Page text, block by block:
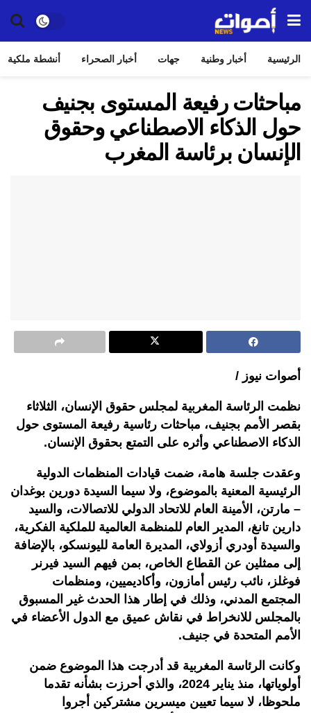
الرئيسية أخبار وطنية جهات أخبار الصحراء أنشطة ملكية
مباحثات رفيعة المستوى بجنيف
حول الذكاء الاصطناعي وحقوق
الإنسان برئاسة المغرب
أصوات نيوز /
نظمت الرئاسة المغربية لمجلس حقوق الإنسان، الثلاثاء
بقصر الأمم بجنيف، مباحثات رئاسية رفيعة المستوى حول
الذكاء الاصطناعي وأثره على التمتع بحقوق الإنسان.
وعقدت جلسة هامة، ضمت قيادات المنظمات الدولية
الرئيسية المعنية بالموضوع، ولا سيما السيدة دورين بوغدان
– مارتن، الأمينة العام للاتحاد الدولي للاتصالات، والسيد
دارين تانغ، المدير العام للمنظمة العالمية للملكية الفكرية،
والسيدة أودري أزولاي، المديرة العامة لليونسكو، بالإضافة
إلى ممثلين عن القطاع الخاص، بمن فيهم السيد فيرنر
فوغلز، نائب رئيس أمازون، وأكاديميين، ومنظمات
المجتمع المدني، وذلك في إطار هذا الحدث غير المسبوق
بالمجلس للانخراط في نقاش عميق مع الدول الأعضاء في
الأمم المتحدة في جنيف.
وكانت الرئاسة المغربية قد أدرجت هذا الموضوع ضمن
أولوياتها، منذ يناير 2024، والذي أحرزت بشأنه تقدما
ملحوظا، لا سيما تعيين ميسرين مشتركين أجروا